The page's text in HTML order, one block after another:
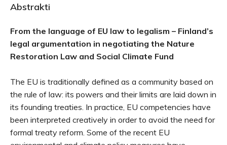
Abstrakti
From the language of EU law to legalism – Finland’s
legal argumentation in negotiating the Nature
Restoration Law and Social Climate Fund
The EU is traditionally defined as a community based on
the rule of law: its powers and their limits are laid down in
its founding treaties. In practice, EU competencies have
been interpreted creatively in order to avoid the need for
formal treaty reform. Some of the recent EU